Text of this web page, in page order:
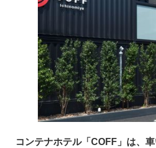
コンテナホテル「COFF」は、